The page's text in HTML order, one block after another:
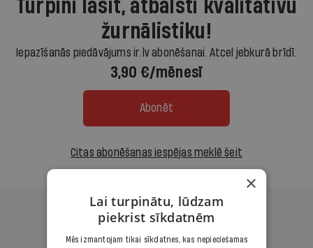
Turpini lasīt, atbalsti kvalitatīvu
žurnālistiku!
Iepazīšanās piedāvājums ir.lv abonēšanai. Atcel jebkurā brīdī.
3,90 €/mēnesī
Abonēt
Citas abonēšanas iespējas meklē šeit
×
Lai turpinātu, lūdzam
piekrist sīkdatnēm
Mēs izmantojam tikai sīkdatnes, kas nepieciešamas